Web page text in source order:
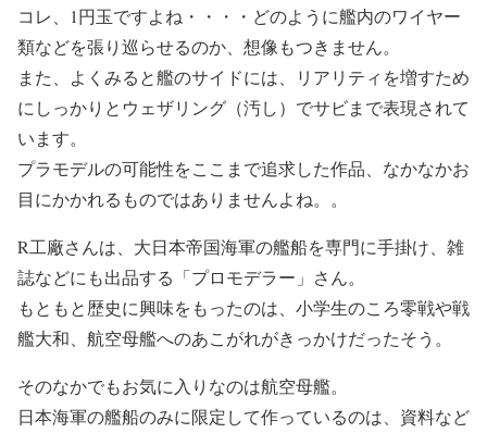
コレ、1円玉ですよね・・・・どのように艦内のワイヤー
類などを張り巡らせるのか、想像もつきません。
また、よくみると艦のサイドには、リアリティを増すため
にしっかりとウェザリング（汚し）でサビまで表現されて
います。
プラモデルの可能性をここまで追求した作品、なかなかお
目にかかれるものではありませんよね。。
R工廠さんは、大日本帝国海軍の艦船を専門に手掛け、雑
誌などにも出品する「プロモデラー」さん。
もともと歴史に興味をもったのは、小学生のころ零戦や戦
艦大和、航空母艦へのあこがれがきっかけだったそう。
そのなかでもお気に入りなのは航空母艦。
日本海軍の艦船のみに限定して作っているのは、資料など